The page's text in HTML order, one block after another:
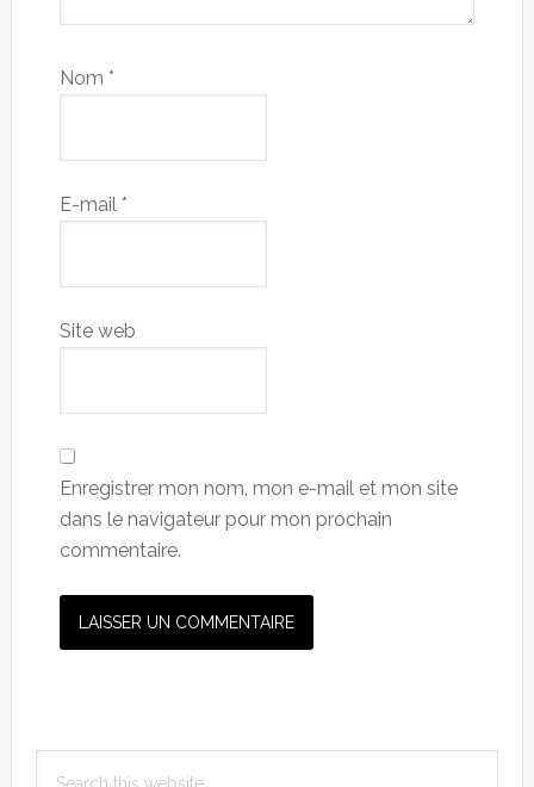
Nom *
E-mail *
Site web
Enregistrer mon nom, mon e-mail et mon site
dans le navigateur pour mon prochain
commentaire.
Primary